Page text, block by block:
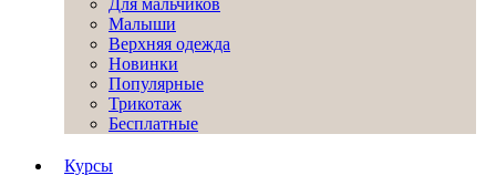
Для мальчиков
Малыши
Верхняя одежда
Новинки
Популярные
Трикотаж
Бесплатные
Курсы